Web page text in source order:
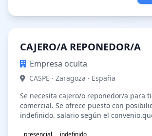
CAJERO/A REPONEDOR/A
Empresa oculta
CASPE · Zaragoza · España
Se necesita cajero/o reponedor/a para
comercial. Se ofrece puesto con
indefinido. salario según el
presencial indefinido